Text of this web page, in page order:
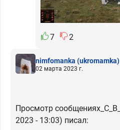
7 2
nimfomanka (ukromamka)
02 марта 2023 г.
Просмотр
2023 - 13:03) писал: